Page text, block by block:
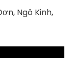
Ngô Kinh,